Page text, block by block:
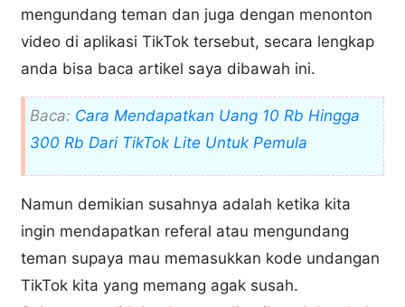
mengundang teman dan juga dengan menonton
video di aplikasi TikTok tersebut, secara lengkap
anda bisa baca artikel saya dibawah ini.
Baca: Cara Mendapatkan Uang 10 Rb Hingga
300 Rb Dari TikTok Lite Untuk Pemula
Namun demikian susahnya adalah ketika kita
ingin mendapatkan referal atau mengundang
teman supaya mau memasukkan kode undangan
TikTok kita yang memang agak susah.